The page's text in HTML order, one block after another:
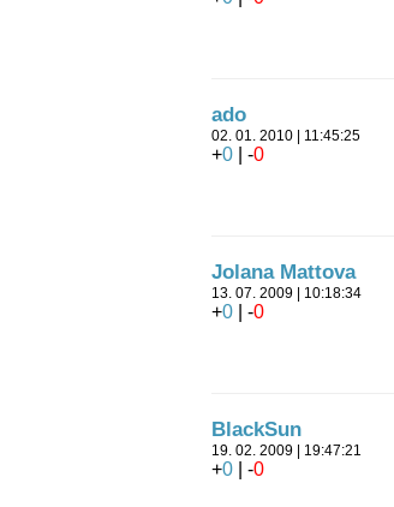
ado
02. 01. 2010 | 11:45:25
+0 | -0
Jolana Mattova
13. 07. 2009 | 10:18:34
+0 | -0
BlackSun
19. 02. 2009 | 19:47:21
+0 | -0